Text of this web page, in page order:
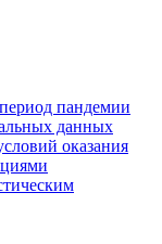
пандемии
данных
оказания